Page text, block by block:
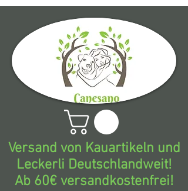
Versand von Kauartikeln und
Leckerli Deutschlandweit!
Ab 60€ versandkostenfrei!